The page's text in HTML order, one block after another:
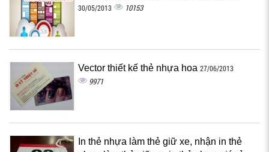
30/05/2013 10153
Vector thiết kế thẻ nhựa hoa 27/06/2013
9971
In thẻ nhựa làm thẻ giữ xe, nhận in thẻ